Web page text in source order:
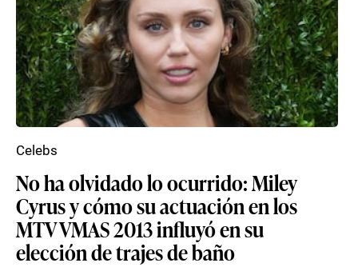
No ha olvidado lo ocurrido: Miley
Cyrus y cómo su actuación en los
MTV VMAS 2013 influyó en su
elección de trajes de baño
Celebs